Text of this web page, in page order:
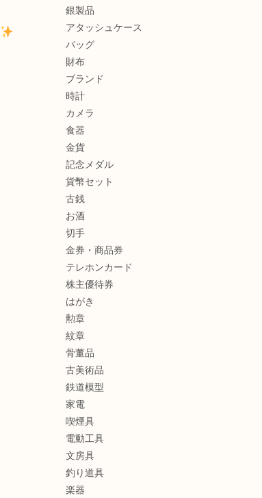
銀製品
アタッシュケース
バッグ
財布
ブランド
時計
カメラ
食器
金貨
記念メダル
貨幣セット
古銭
お酒
切手
金券・商品券
テレホンカード
株主優待券
はがき
勲章
紋章
骨董品
古美術品
鉄道模型
家電
喫煙具
電動工具
文房具
釣り道具
楽器